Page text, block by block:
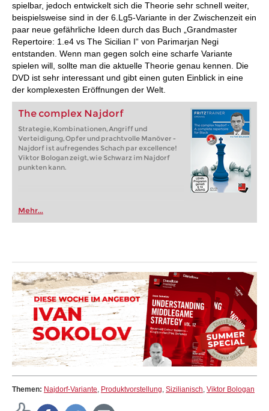
spielbar, jedoch entwickelt sich die Theorie sehr schnell weiter,
beispielsweise sind in der 6.Lg5-Variante in der Zwischenzeit ein
paar neue gefährliche Ideen durch das Buch „Grandmaster
Repertoire: 1.e4 vs The Sicilian I“ von Parimarjan Negi
entstanden. Wenn man gegen solch eine scharfe Variante
spielen will, sollte man die aktuelle Theorie genau kennen. Die
DVD ist sehr interessant und gibt einen guten Einblick in eine
der komplexesten Eröffnungen der Welt.
The complex Najdorf
Strategie, Kombinationen, Angriff und
Verteidigung, Opfer und prachtvolle Manöver -
Najdorf ist aufregendes Schach par excellence!
Viktor Bologan zeigt, wie Schwarz im Najdorf
punkten kann.
Mehr...
Themen: Najdorf-Variante, Produktvorstellung, Sizilianisch, Viktor Bologan